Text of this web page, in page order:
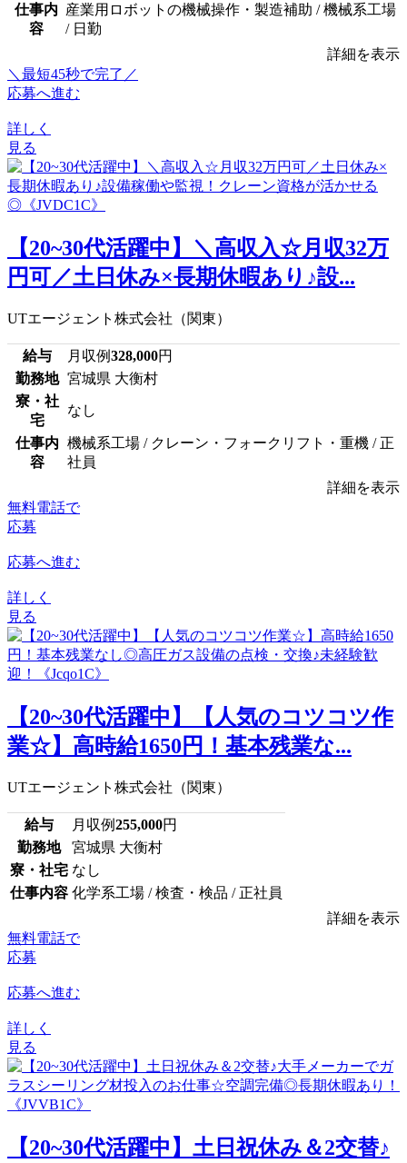
仕事内
容
産業用ロボットの機械操作・製造補助 / 機械系工場
/ 日勤
詳細を表示
＼最短45秒で完了／
応募へ進む
詳しく
見る
【20~30代活躍中】＼高収入☆月収32万
円可／土日休み×長期休暇あり♪設...
UTエージェント株式会社（関東）
給与 月収例328,000円
勤務地 宮城県 大衡村
寮・社
宅
なし
仕事内
容
機械系工場 / クレーン・フォークリフト・重機 / 正
社員
詳細を表示
無料電話で
応募
応募へ進む
詳しく
見る
【20~30代活躍中】【人気のコツコツ作
業☆】高時給1650円！基本残業な...
UTエージェント株式会社（関東）
給与 月収例255,000円
勤務地
宮城県 大衡村
寮・社宅 なし
仕事内容 化学系工場 / 検査・検品 / 正社員
詳細を表示
無料電話で
応募
応募へ進む
詳しく
見る
【20~30代活躍中】土日祝休み＆2交替♪